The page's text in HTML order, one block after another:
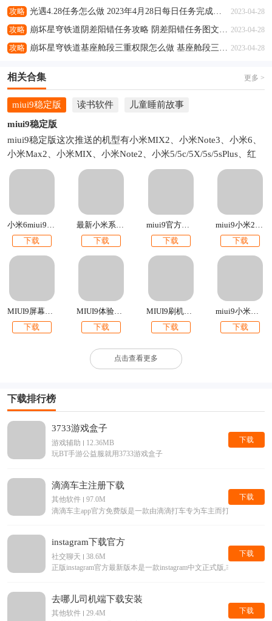
攻略 光遇4.28任务怎么做 2023年4月28日每日任务完成攻略 2023-04-28
攻略 崩坏星穹铁道阴差阳错任务攻略 阴差阳错任务图文通关流程 2023-04-28
攻略 崩坏星穹铁道基座舱段三重权限怎么做 基座舱段三重权限任务攻略 2023-04-28
相关合集 更多 >
miui9稳定版 读书软件
儿童睡前故事
miui9稳定版
miui9稳定版这次推送的机型有小米MIX2、小米Note3、小米6、
小米Max2、小米MIX、小米Note2、小米5/5c/5X/5s/5sPlus、红
米Note5A、红米5A、红米Note4X高通版、小米Note顶配版、小
载、米6miui9稳定版官方刷机包下载等。
小米6miui9官方刷机包下载
下载
最新小米系统miui9下载
下载
miui9官方刷机包下载2017最新版
下载
miui9小米2s官方内测刷机包下载
下载
MIUI9屏幕边缘闪光
下载
MIUI9体验版官方刷机包下载
下载
MIUI9刷机包下载【附最新卡刷包+线刷包】
下载
miui9小米钱包app提取版下载
下载
点击查看更多
下载排行榜
3733游戏盒子
游戏辅助
12.36MB
玩BT手游公益服就用3733游戏盒子
下载
滴滴车主注册下载
其他软件
97.0M
滴滴车主app官方免费版是一款由滴滴打车专为车主而打造的手机
下载
instagram下载官方
社交聊天
38.6M
正版instagram官方最新版本是一款instagram中文正式版,非常受欢
下载
去哪儿司机端下载安装
其他软件
29.4M
下载